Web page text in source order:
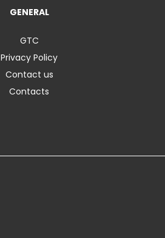
GENERAL
GTC
Privacy Policy
Contact us
Contacts